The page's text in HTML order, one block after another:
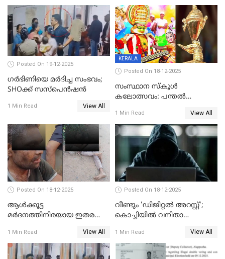
Posted On 19-12-2025
ഗര്‍ഭിണിയെ മർദിച്ച സംഭവം;
SHOക്ക് സസ്പെൻഷൻ
1 Min Read View All
KERALA
Posted On 18-12-2025
സംസ്ഥാന സ്കൂൾ
കലോത്സവം: പന്തൽ
1 Min Read View All
Posted On 18-12-2025
ആൾക്കൂട്ട
മർദനത്തിനിരയായ ഇതര
നടുക്കുന്ന സംഭവം
വാളയാറിൽ
1 Min Read View All
Posted On 18-12-2025
വീണ്ടും 'ഡിജിറ്റല്‍ അറസ്റ്റ്';
കൊച്ചിയില്‍ വനിതാ
കോടി രൂപ
1 Min Read View All